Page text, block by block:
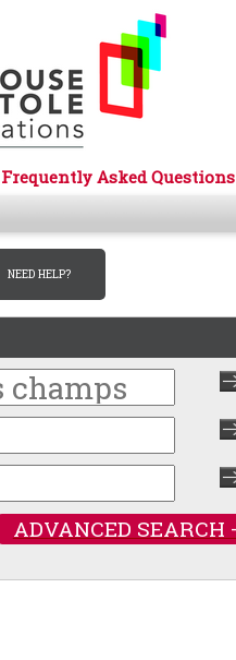
Frequently Asked Questions
NEED HELP?
ADVANCED SEARCH